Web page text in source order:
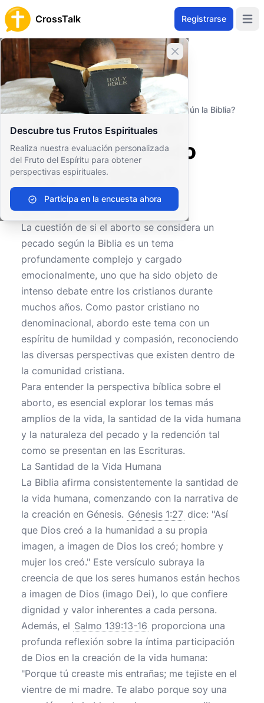
CrossTalk Registrarse
Cerrar banner
Descubre tus Frutos Espirituales
Realiza nuestra evaluación personalizada
del Fruto del Espíritu para obtener
perspectivas espirituales.
Participa en la encuesta ahora
Inicio
Archivo de Preguntas
Cuestiones Morales y Éticas
Ética personal
¿Se considera el aborto un pecado según la Biblia?
¿Se considera el
aborto un pecado
según la Biblia?
0 0 550
La cuestión de si el aborto se considera un
pecado según la Biblia es un tema
profundamente complejo y cargado
emocionalmente, uno que ha sido objeto de
intenso debate entre los cristianos durante
muchos años. Como pastor cristiano no
denominacional, abordo este tema con un
espíritu de humildad y compasión, reconociendo
las diversas perspectivas que existen dentro de
la comunidad cristiana.
Para entender la perspectiva bíblica sobre el
aborto, es esencial explorar los temas más
amplios de la vida, la santidad de la vida humana
y la naturaleza del pecado y la redención tal
como se presentan en las Escrituras.
La Santidad de la Vida Humana
La Biblia afirma consistentemente la santidad de
la vida humana, comenzando con la narrativa de
la creación en Génesis. Génesis 1:27 dice: "Así
que Dios creó a la humanidad a su propia
imagen, a imagen de Dios los creó; hombre y
mujer los creó." Este versículo subraya la
creencia de que los seres humanos están hechos
a imagen de Dios (imago Dei), lo que confiere
dignidad y valor inherentes a cada persona.
Además, el Salmo 139:13-16 proporciona una
profunda reflexión sobre la íntima participación
de Dios en la creación de la vida humana:
"Porque tú creaste mis entrañas; me tejiste en el
vientre de mi madre. Te alabo porque soy una